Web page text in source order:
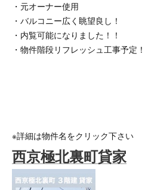
・元オーナー使用
・バルコニー広く眺望良し！
・内覧可能になりました！！
・物件階段リフレッシュ工事予定！
※詳細は物件名をクリック下さい
西京極北裏町貸家